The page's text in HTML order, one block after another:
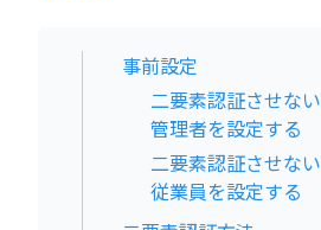
事前設定
二要素認証させない
管理者を設定する
二要素認証させない
従業員を設定する